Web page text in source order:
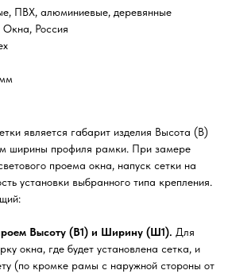
ПВХ, алюминиевые, деревянные
Окна, Россия
является габарит изделия Высота (В)
ширины профиля рамки. При замере
проема окна, напуск сетки на
установки выбранного типа крепления.
Высоту (В1) и Ширину (Ш1). Для
окна, где будет установлена сетка, и
(по кромке рамы с наружной стороны от